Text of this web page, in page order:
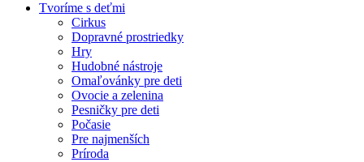
Tvoríme s deťmi
Cirkus
Dopravné prostriedky
Hry
Hudobné nástroje
Omaľovánky pre deti
Ovocie a zelenina
Pesničky pre deti
Počasie
Pre najmenších
Príroda